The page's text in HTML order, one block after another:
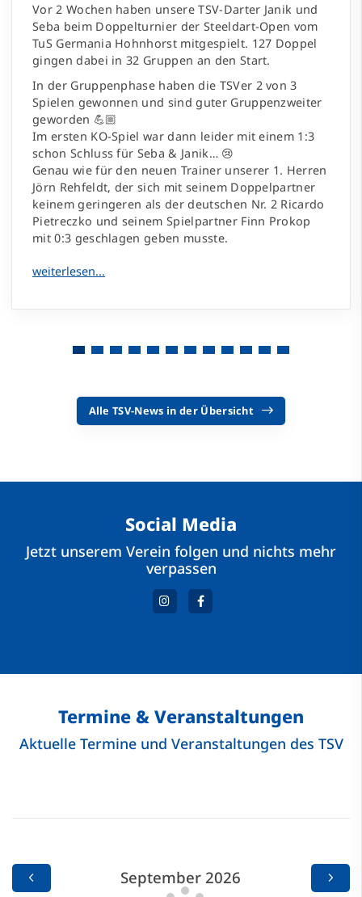
Vor 2 Wochen haben unsere TSV-Darter Janik und
Seba beim Doppelturnier der Steeldart-Open vom
TuS Germania Hohnhorst mitgespielt. 127 Doppel
gingen dabei in 32 Gruppen an den Start.
In der Gruppenphase haben die TSVer 2 von 3
Spielen gewonnen und sind guter Gruppenzweiter
geworden 💪🏼
Im ersten KO-Spiel war dann leider mit einem 1:3
schon Schluss für Seba & Janik… 😢
Genau wie für den neuen Trainer unserer 1. Herren
Jörn Rehfeldt, der sich mit seinem Doppelpartner
keinem geringeren als der deutschen Nr. 2 Ricardo
Pietreczko und seinem Spielpartner Finn Prokop
mit 0:3 geschlagen geben musste.
Alle TSV-News in der Übersicht
Social Media
Jetzt unserem Verein folgen und nichts mehr
verpassen
Termine & Veranstaltungen
Aktuelle Termine und Veranstaltungen des TSV
September 2026